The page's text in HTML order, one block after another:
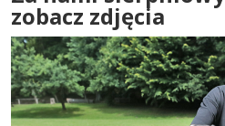
zobacz zdjęcia